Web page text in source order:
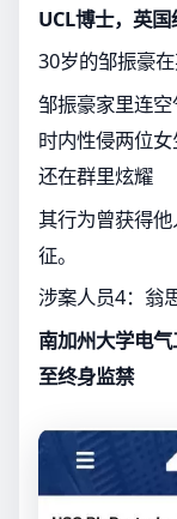
UCL博士，英
30岁的邹振豪
邹振豪家里连
时内性侵两位
还在群里炫耀
其行为曾获得
征。
涉案人员4：翁
南加州大学电
至终身监禁